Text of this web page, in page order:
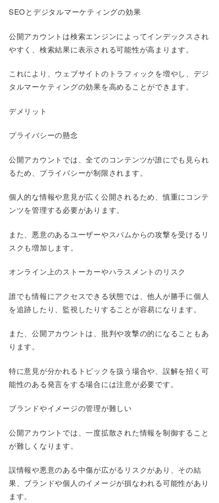
SEOとデジタルマーケティングの効果
公開アカウントは検索エンジンによってインデックスされ
やすく、検索結果に表示される可能性が高まります。
これにより、ウェブサイトのトラフィックを増やし、デジ
タルマーケティングの効果を高めることができます。
デメリット
プライバシーの懸念
公開アカウントでは、全てのコンテンツが誰にでも見られ
るため、プライバシーが制限されます。
個人的な情報や意見が広く公開されるため、慎重にコンテ
ンツを管理する必要があります。
また、悪意のあるユーザーやスパムからの攻撃を受けるリ
スクも増加します。
オンライン上のストーカーやハラスメントのリスク
誰でも情報にアクセスできる状態では、他人が勝手に個人
を追跡したり、監視したりすることが容易になります。
また、公開アカウントは、批判や攻撃の的になることもあ
ります。
特に意見が分かれるトピックを扱う場合や、誤解を招く可
能性のある発言をする場合には注意が必要です。
ブランドやイメージの管理が難しい
公開アカウントでは、一度拡散された情報を制御すること
が難しくなります。
誤情報や悪意のある中傷が広がるリスクがあり、その結
果、ブランドや個人のイメージが損なわれる可能性があり
ます。